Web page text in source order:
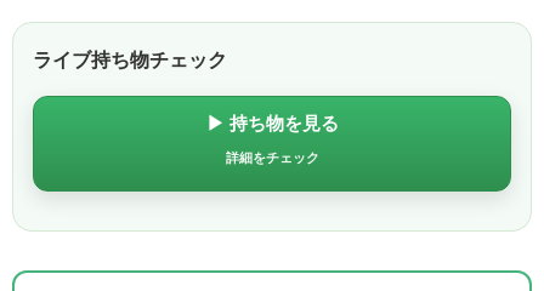
ライブ持ち物チェック
▶ 持ち物を見る
詳細をチェック